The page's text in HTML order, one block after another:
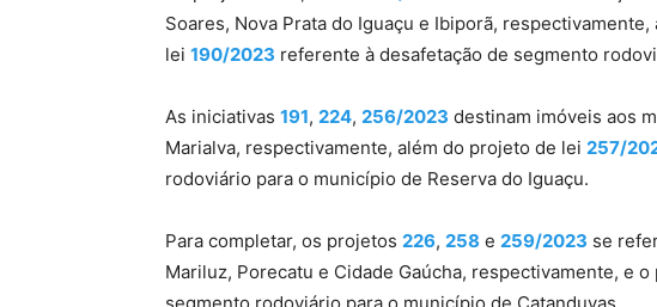
Soares, Nova Prata do Iguaçu e Ibiporã,
lei 190/2023 referente à desafetação de segmento
As iniciativas 191, 224, 256/2023 destinam imóveis aos
Marialva, respectivamente, além do projeto de lei 257/
rodoviário para o município de Reserva do Iguaçu.
Para completar, os projetos 226, 258 e 259/2023 se
Mariluz, Porecatu e Cidade Gaúcha, respectivamente, e
segmento rodoviário para o município de Catanduvas.